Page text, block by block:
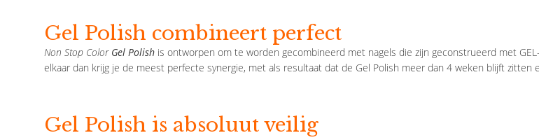
Gel Polish combineert perfect
Non Stop ColorGel Polish is ontworpen om te worden gecombineerd met nagels die zijn geconstrueerd met
elkaar dan krijg je de meest perfecte synergie, met als resultaat dat de Gel Polish meer dan 4 weken blijft
Gel Polish is absoluut veilig